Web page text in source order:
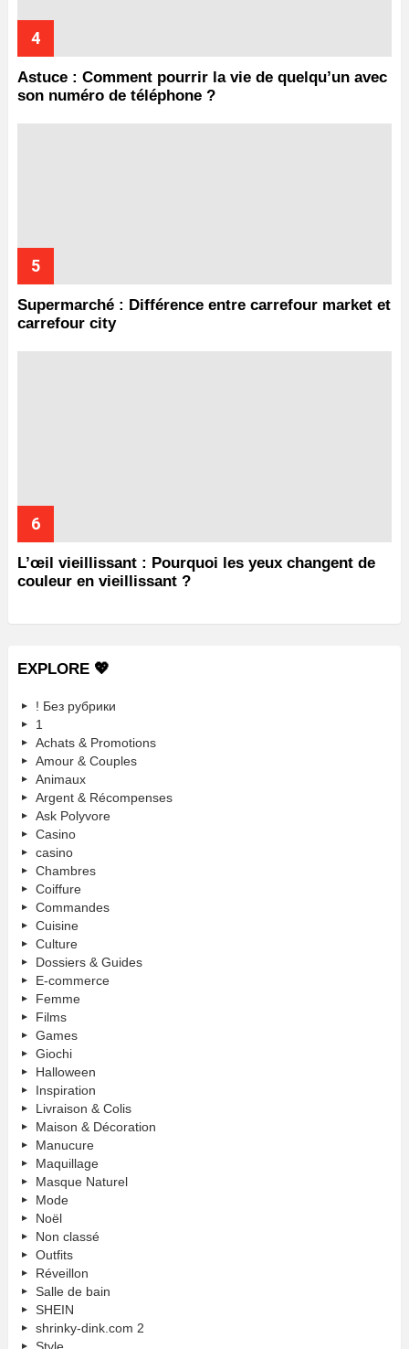
Astuce : Comment pourrir la vie de quelqu’un avec
son numéro de téléphone ?
Supermarché : Différence entre carrefour market et
carrefour city
L’œil vieillissant : Pourquoi les yeux changent de
couleur en vieillissant ?
EXPLORE 💖
! Без рубрики
1
Achats & Promotions
Amour & Couples
Animaux
Argent & Récompenses
Ask Polyvore
Casino
casino
Chambres
Coiffure
Commandes
Cuisine
Culture
Dossiers & Guides
E-commerce
Femme
Films
Games
Giochi
Halloween
Inspiration
Livraison & Colis
Maison & Décoration
Manucure
Maquillage
Masque Naturel
Mode
Noël
Non classé
Outfits
Réveillon
Salle de bain
SHEIN
shrinky-dink.com 2